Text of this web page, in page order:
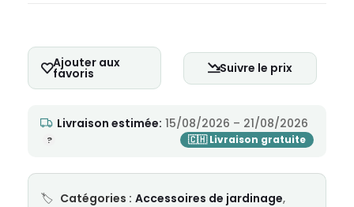
Ajouter aux
favoris Suivre le prix
Livraison estimée: 15/08/2026 – 21/08/2026
Catégories : Accessoires de jardinage,